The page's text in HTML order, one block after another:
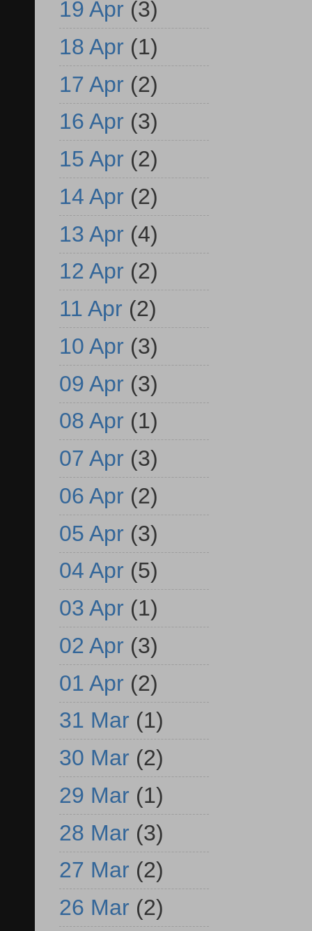
19 Apr (3)
18 Apr (1)
17 Apr (2)
16 Apr (3)
15 Apr (2)
14 Apr (2)
13 Apr (4)
12 Apr (2)
11 Apr (2)
10 Apr (3)
09 Apr (3)
08 Apr (1)
07 Apr (3)
06 Apr (2)
05 Apr (3)
04 Apr (5)
03 Apr (1)
02 Apr (3)
01 Apr (2)
31 Mar (1)
30 Mar (2)
29 Mar (1)
28 Mar (3)
27 Mar (2)
26 Mar (2)